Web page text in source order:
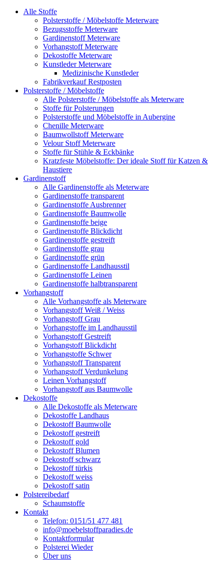
Alle Stoffe
Polsterstoffe / Möbelstoffe Meterware
Bezugsstoffe Meterware
Gardinenstoff Meterware
Vorhangstoff Meterware
Dekostoffe Meterware
Kunstleder Meterware
Medizinische Kunstleder
Fabrikverkauf Restposten
Polsterstoffe / Möbelstoffe
Alle Polsterstoffe / Möbelstoffe als Meterware
Stoffe für Polsterungen
Polsterstoffe und Möbelstoffe in Aubergine
Chenille Meterware
Baumwollstoff Meterware
Velour Stoff Meterware
Stoffe für Stühle & Eckbänke
Kratzfeste Möbelstoffe: Der ideale Stoff für Katzen &
Haustiere
Gardinenstoff
Alle Gardinenstoffe als Meterware
Gardinenstoffe transparent
Gardinenstoffe Ausbrenner
Gardinenstoffe Baumwolle
Gardinenstoffe beige
Gardinenstoffe Blickdicht
Gardinenstoffe gestreift
Gardinenstoffe grau
Gardinenstoffe grün
Gardinenstoffe Landhausstil
Gardinenstoffe Leinen
Gardinenstoffe halbtransparent
Vorhangstoff
Alle Vorhangstoffe als Meterware
Vorhangstoff Weiß / Weiss
Vorhangstoff Grau
Vorhangstoffe im Landhausstil
Vorhangstoff Gestreift
Vorhangstoff Blickdicht
Vorhangstoffe Schwer
Vorhangstoff Transparent
Vorhangstoff Verdunkelung
Leinen Vorhangstoff
Vorhangstoff aus Baumwolle
Dekostoffe
Alle Dekostoffe als Meterware
Dekostoffe Landhaus
Dekostoff Baumwolle
Dekostoff gestreift
Dekostoff gold
Dekostoff Blumen
Dekostoff schwarz
Dekostoff türkis
Dekostoff weiss
Dekostoff satin
Polstereibedarf
Schaumstoffe
Kontakt
Telefon: 0151/51 477 481
info@moebelstoffparadies.de
Kontaktformular
Polsterei Wieder
Über uns